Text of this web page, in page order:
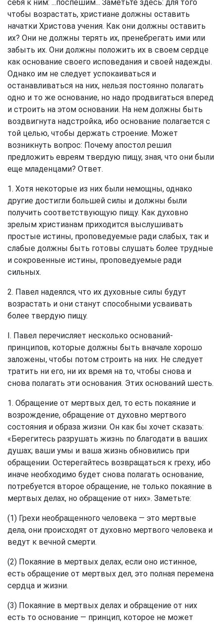
себя к ним: ...поспешим... Заметьте здесь: для того
чтобы возрастать, христиане должны оставить
начатки Христова учения. Как они должны оставить
их? Они не должны терять их, пренебрегать ими или
забыть их. Они должны положить их в своем сердце
как основание своего исповедания и своей надежды.
Однако им не следует успокаиваться и
останавливаться на них, нельзя постоянно полагать
одно и то же основание, но надо продвигаться вперед
и строить на этом основании. На нем должны быть
воздвигнута надстройка, ибо основание полагается с
той целью, чтобы держать строение. Может
возникнуть вопрос: Почему апостол решил
предложить евреям твердую пищу, зная, что они были
еще младенцами? Ответ.
1. Хотя некоторые из них были немощны, однако
другие достигли большей силы и должны были
получить соответствующую пищу. Как духовно
зрелым христианам приходится выслушивать
простые истины, проповедуемые ради слабых, так и
слабые должны быть готовы слушать более трудные
и сокровенные истины, проповедуемые ради
сильных.
2. Павел надеялся, что их духовные силы будут
возрастать и они станут способными усваивать
более твердую пищу.
I. Павел перечисляет несколько оснований-
принципов, которые должны быть вначале хорошо
заложены, чтобы потом строить на них. Не следует
тратить ни его, ни их время на то, чтобы снова и
снова полагать эти основания. Этих оснований шесть.
1. Обращение от мертвых дел, то есть покаяние и
возрождение, обращение от духовно мертвого
состояния и образа жизни. Он как бы хочет сказать:
«Берегитесь разрушать жизнь по благодати в ваших
душах; ваши умы и ваша жизнь обновились при
обращении. Остерегайтесь возвращаться к греху, ибо
иначе необходимо будет снова полагать основание,
потребуется второе обращение, не только покаяние в
мертвых делах, но обращение от них». Заметьте:
(1) Грехи необращенного человека — это мертвые
дела, они происходят от духовно мертвого человека и
ведут к вечной смерти.
(2) Покаяние в мертвых делах, если оно истинное,
есть обращение от мертвых дел, это полная перемена
сердца и жизни.
(3) Покаяние в мертвых делах и обращение от них
есть то основание — принцип, которое не может